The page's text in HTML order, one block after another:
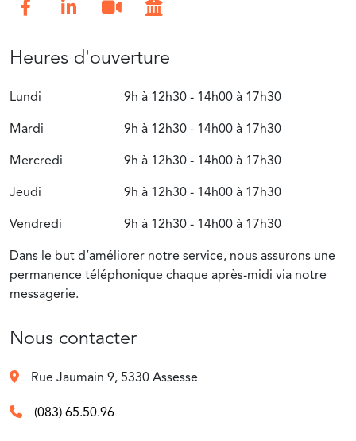
Heures d'ouverture
Lundi 9h à 12h30 - 14h00 à 17h30
Mardi 9h à 12h30 - 14h00 à 17h30
Mercredi 9h à 12h30 - 14h00 à 17h30
Jeudi 9h à 12h30 - 14h00 à 17h30
Vendredi 9h à 12h30 - 14h00 à 17h30
Dans le but d’améliorer notre service, nous assurons une
permanence téléphonique chaque après-midi via notre
messagerie.
Nous contacter
Rue Jaumain 9, 5330 Assesse
(083) 65.50.96